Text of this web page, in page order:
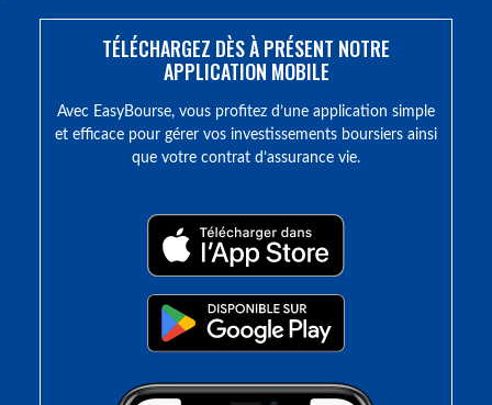
TÉLÉCHARGEZ DÈS À PRÉSENT NOTRE
APPLICATION MOBILE
Avec EasyBourse, vous profitez d’une application simple
et efficace pour gérer vos investissements boursiers ainsi
que votre contrat d’assurance vie.